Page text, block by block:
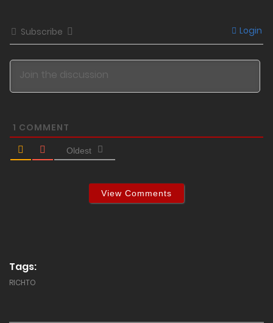
Subscribe Login
1 COMMENT
Oldest
View Comments
Tags:
RICHTO